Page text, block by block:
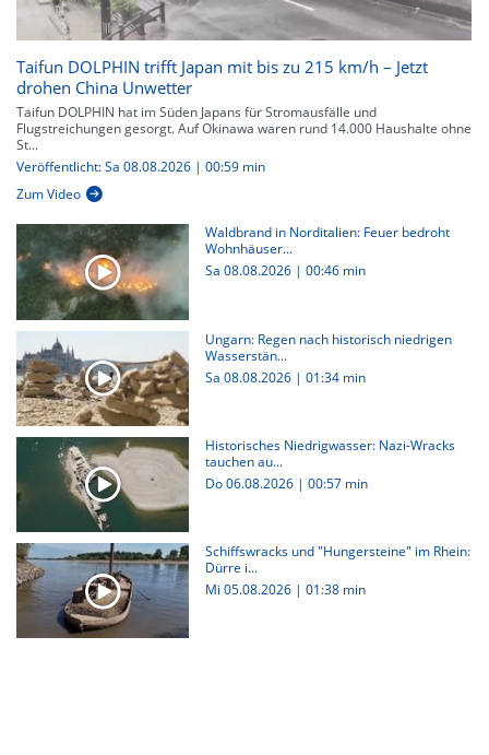
Taifun DOLPHIN trifft Japan mit bis zu 215 km/h – Jetzt
drohen China Unwetter
Taifun DOLPHIN hat im Süden Japans für Stromausfälle und
Flugstreichungen gesorgt. Auf Okinawa waren rund 14.000 Haushalte ohne
St...
Veröffentlicht: Sa 08.08.2026 | 00:59 min
Zum Video
Waldbrand in Norditalien: Feuer bedroht
Wohnhäuser...
Sa 08.08.2026 | 00:46 min
Ungarn: Regen nach historisch niedrigen
Wasserstän...
Sa 08.08.2026 | 01:34 min
Historisches Niedrigwasser: Nazi-Wracks
tauchen au...
Do 06.08.2026 | 00:57 min
Schiffswracks und "Hungersteine" im Rhein:
Dürre i...
Mi 05.08.2026 | 01:38 min